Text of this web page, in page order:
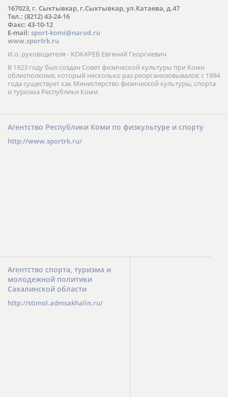
167023, г. Сыктывкар, г.Сыктывкар, ул.Катаева, д.47
Тел.: (8212) 43-24-16
Факс: 43-10-12
E-mail: sport-komi@narod.ru
www.sportrk.ru
И.о. руководителя - КОКАРЕВ Евгений Георгиевич
В 1923 году был создан Совет физической культуры при Коми
облисполкоме, который несколько раз реорганизовывался; с 1994
года существует как Министерство физической культуры, спорта
и туризма Республики Коми.
Агентство Республики Коми по физкультуре и спорту
http://www.sportrk.ru/
Агентство спорта, туризма и
молодежной политики
Сахалинской области
http://stimol.admsakhalin.ru/